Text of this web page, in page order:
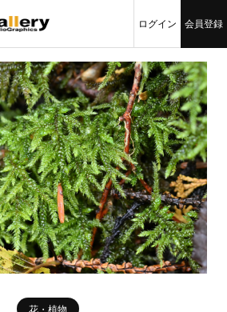
ログイン 会員登録
花・植物